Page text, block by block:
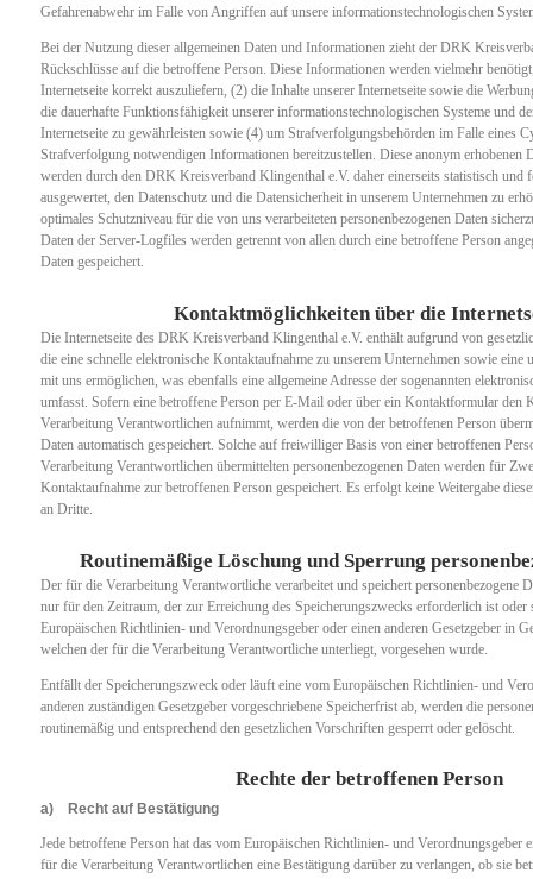
Gefahrenabwehr im Falle von Angriffen auf unsere informationstechnologischen
Bei der Nutzung dieser allgemeinen Daten und Informationen zieht der DRK
Rückschlüsse auf die betroffene Person. Diese Informationen werden vielmehr
Internetseite korrekt auszuliefern, (2) die Inhalte unserer Internetseite sowie die
die dauerhafte Funktionsfähigkeit unserer informationstechnologischen Systeme und
Internetseite zu gewährleisten sowie (4) um Strafverfolgungsbehörden im Falle eines
Strafverfolgung notwendigen Informationen bereitzustellen. Diese anonym erhobenen
werden durch den DRK Kreisverband Klingenthal e.V. daher einerseits statistisch und
ausgewertet, den Datenschutz und die Datensicherheit in unserem Unternehmen zu
optimales Schutzniveau für die von uns verarbeiteten personenbezogenen Daten
Daten der Server-Logfiles werden getrennt von allen durch eine betroffene Person
Daten gespeichert.
Kontaktmöglichkeiten über die
Die Internetseite des DRK Kreisverband Klingenthal e.V. enthält aufgrund von
die eine schnelle elektronische Kontaktaufnahme zu unserem Unternehmen sowie
mit uns ermöglichen, was ebenfalls eine allgemeine Adresse der sogenannten
umfasst. Sofern eine betroffene Person per E-Mail oder über ein Kontaktformular den
Verarbeitung Verantwortlichen aufnimmt, werden die von der betroffenen Person
Daten automatisch gespeichert. Solche auf freiwilliger Basis von einer betroffenen
Verarbeitung Verantwortlichen übermittelten personenbezogenen Daten werden für
Kontaktaufnahme zur betroffenen Person gespeichert. Es erfolgt keine Weitergabe
an Dritte.
Routinemäßige Löschung und Sperrung
Der für die Verarbeitung Verantwortliche verarbeitet und speichert personenbezogene
nur für den Zeitraum, der zur Erreichung des Speicherungszwecks erforderlich ist oder
Europäischen Richtlinien- und Verordnungsgeber oder einen anderen Gesetzgeber in
welchen der für die Verarbeitung Verantwortliche unterliegt, vorgesehen wurde.
Entfällt der Speicherungszweck oder läuft eine vom Europäischen Richtlinien- und
anderen zuständigen Gesetzgeber vorgeschriebene Speicherfrist ab, werden die
routinemäßig und entsprechend den gesetzlichen Vorschriften gesperrt oder gelöscht.
Rechte der betroffenen Person
a) Recht auf Bestätigung
Jede betroffene Person hat das vom Europäischen Richtlinien- und Verordnungsgeber
für die Verarbeitung Verantwortlichen eine Bestätigung darüber zu verlangen, ob sie